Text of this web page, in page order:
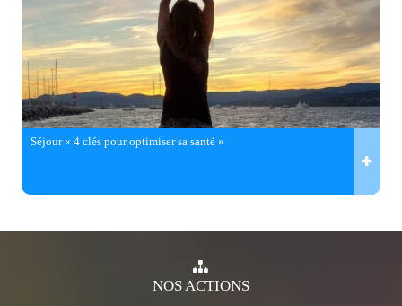
Séjour « 4 clés pour optimiser sa santé »
NOSACTIONS